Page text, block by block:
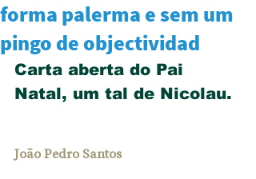
forma palerma e sem um
pingo de objectividad
Carta aberta do Pai
Natal, um tal de Nicolau.
João Pedro Santos